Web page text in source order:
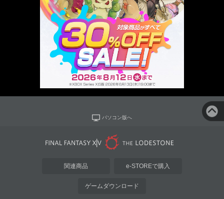
パソコン版へ
関連商品 e-STOREで購入
ゲームダウンロード